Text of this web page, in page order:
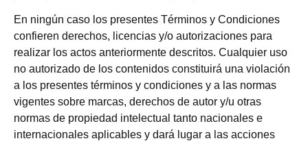
En ningún caso los presentes Términos y Condiciones
confieren derechos, licencias y/o autorizaciones para
realizar los actos anteriormente descritos. Cualquier uso
no autorizado de los contenidos constituirá una violación
a los presentes términos y condiciones y a las normas
vigentes sobre marcas, derechos de autor y/u otras
normas de propiedad intelectual tanto nacionales e
internacionales aplicables y dará lugar a las acciones